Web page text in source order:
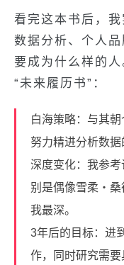
看完这本书后，
数据分析、个人
要成为什么样的
“未来履历书”：
白海策略：与其
努力精进分析数据
深度变化：我参
别是偶像雪柔‧桑
我最深。
3年后的目标：进
作，同时研究需